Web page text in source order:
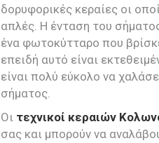
δορυφορικές κεραίες οι
απλές. Η ένταση του
ένα φωτοκύτταρο που
επειδή αυτό είναι
είναι πολύ εύκολο να
σήματος.
Οι τεχνικοί κεραιών
σας και μπορούν να